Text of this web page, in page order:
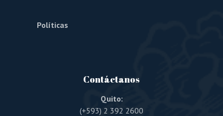
Políticas
Contáctanos
Quito:
(+593) 2 392 2600